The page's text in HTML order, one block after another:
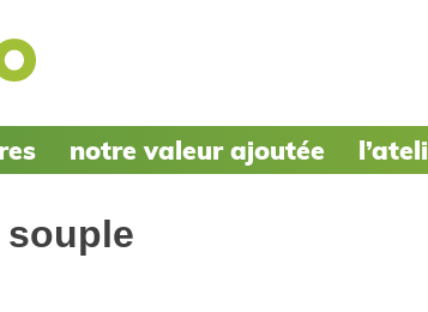
notre valeur ajoutée